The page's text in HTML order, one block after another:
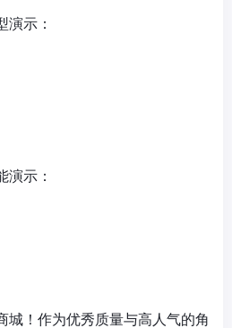
演示：
演示：
城！作为优秀质量与高人气的角